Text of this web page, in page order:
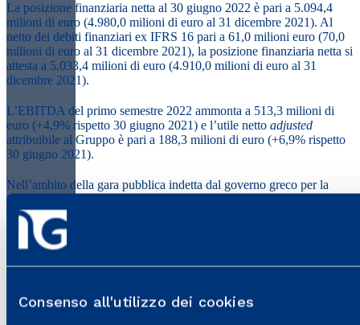
Consenso all'utilizzo dei cookies
La posizione finanziaria netta al 30 giugno 2022 è pari a 5.094,4
milioni di euro (4.980,0 milioni di euro al 31 dicembre 2021). Al
netto dei debiti finanziari ex IFRS 16 pari a 61,0 milioni euro (70,0
milioni di euro al 31 dicembre 2021), la posizione finanziaria netta si
attesta a 5.033,4 milioni di euro (4.910,0 milioni di euro al 31
dicembre 2021).
L’EBITDA del primo semestre 2022 ammonta a 513,3 milioni di
euro (+4,9% rispetto 30 giugno 2021) e l’utile netto adjusted
attribuibile al Gruppo è pari a 188,3 milioni di euro (+6,9% rispetto
30 giugno 2021).
Nell’ambito della gara pubblica indetta dal governo greco per la
privatizzazione dell’operatore di distribuzione del gas DEPA
Infrastructure S.A, Italgas è in attesa di perfezionare l’acquisizione
del 100% della Società.